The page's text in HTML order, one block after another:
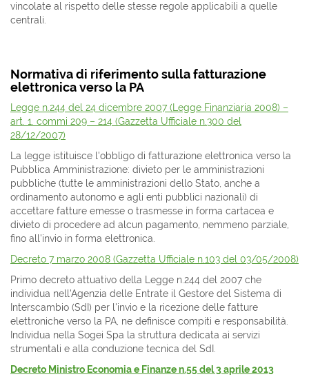
vincolate al rispetto delle stesse regole applicabili a quelle
centrali.
Normativa di riferimento sulla fatturazione
elettronica verso la PA
Legge n.244 del 24 dicembre 2007 (Legge Finanziaria 2008) –
art. 1. commi 209 – 214 (Gazzetta Ufficiale n.300 del
28/12/2007)
La legge istituisce l'obbligo di fatturazione elettronica verso la
Pubblica Amministrazione: divieto per le amministrazioni
pubbliche (tutte le amministrazioni dello Stato, anche a
ordinamento autonomo e agli enti pubblici nazionali) di
accettare fatture emesse o trasmesse in forma cartacea e
divieto di procedere ad alcun pagamento, nemmeno parziale,
fino all'invio in forma elettronica.
Decreto 7 marzo 2008 (Gazzetta Ufficiale n.103 del 03/05/2008)
Primo decreto attuativo della Legge n.244 del 2007 che
individua nell'Agenzia delle Entrate il Gestore del Sistema di
Interscambio (SdI) per l'invio e la ricezione delle fatture
elettroniche verso la PA, ne definisce compiti e responsabilità.
Individua nella Sogei Spa la struttura dedicata ai servizi
strumentali e alla conduzione tecnica del SdI.
Decreto Ministro Economia e Finanze n.55 del 3 aprile 2013